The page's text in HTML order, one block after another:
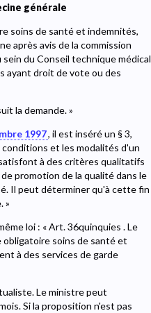
générale
soins de santé et indemnités,
après avis de la commission
du Conseil technique médical
ayant droit de vote ou des
la demande. »
1997, il est inséré un § 3,
conditions et les modalités d'un
à des critères qualitatifs
promotion de la qualité dans le
Il peut déterminer qu'à cette fin
»
loi : « Art. 36quinquies . Le
obligatoire soins de santé et
à des services de garde
Le ministre peut
Si la proposition n'est pas